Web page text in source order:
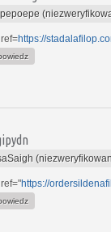
https://
https://